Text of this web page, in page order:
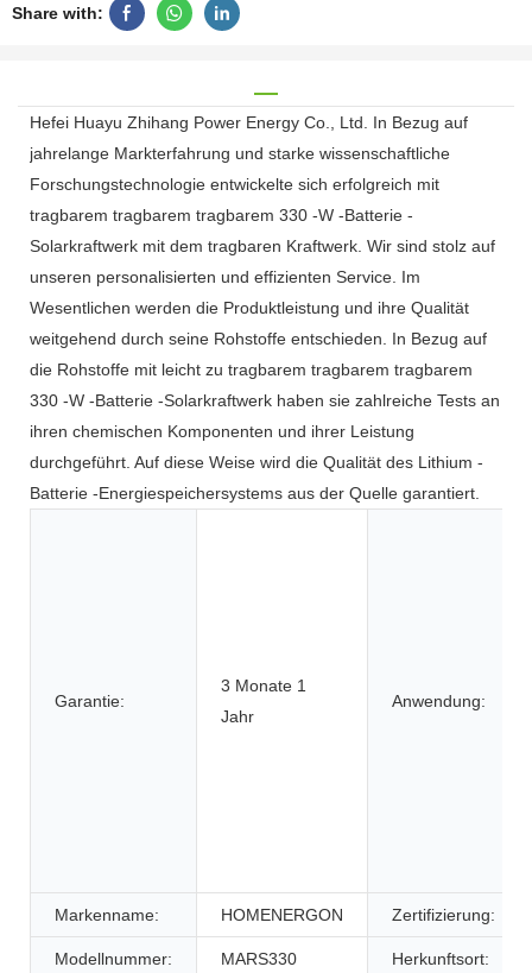
Share with:
Hefei Huayu Zhihang Power Energy Co., Ltd. In Bezug auf
jahrelange Markterfahrung und starke wissenschaftliche
Forschungstechnologie entwickelte sich erfolgreich mit
tragbarem tragbarem tragbarem 330 -W -Batterie -
Solarkraftwerk mit dem tragbaren Kraftwerk. Wir sind stolz auf
unseren personalisierten und effizienten Service. Im
Wesentlichen werden die Produktleistung und ihre Qualität
weitgehend durch seine Rohstoffe entschieden. In Bezug auf
die Rohstoffe mit leicht zu tragbarem tragbarem tragbarem
330 -W -Batterie -Solarkraftwerk haben sie zahlreiche Tests an
ihren chemischen Komponenten und ihrer Leistung
durchgeführt. Auf diese Weise wird die Qualität des Lithium -
Batterie -Energiespeichersystems aus der Quelle garantiert.
Garantie:
3 Monate 1
Jahr
Anwendung:
Markenname: HOMENERGON Zertifizierung:
Modellnummer: MARS330 Herkunftsort: